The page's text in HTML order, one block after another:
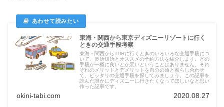
東海・関西から東京ディズニーリゾートに行く
ときの交通手段考察
東海・関西からTDRに行くときのいろいろな交通手段につ
いて、長所短所とオススメの予約方法を紹介します。どの
手段が一概に良いとか悪いということはありません。それ
ぞれのメリットとデメリットを自分の旅と照らし合わせ
て、ピッタリの交通手段を探してみましょう。この記事を
読んだ誰かにディズニーに行きたくなってほしいなと思い
作った記事です。
okini-tabi.com 2020.08.27